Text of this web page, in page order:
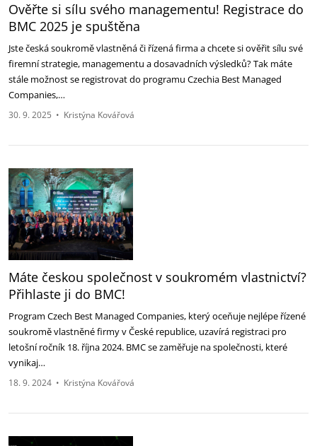
Ověřte si sílu svého managementu! Registrace do
BMC 2025 je spuštěna
Jste česká soukromě vlastněná či řízená firma a chcete si ověřit sílu své
firemní strategie, managementu a dosavadních výsledků? Tak máte
stále možnost se registrovat do programu Czechia Best Managed
Companies,…
30. 9. 2025 • Kristýna Kovářová
Máte českou společnost v soukromém vlastnictví?
Přihlaste ji do BMC!
Program Czech Best Managed Companies, který oceňuje nejlépe řízené
soukromě vlastněné firmy v České republice, uzavírá registraci pro
letošní ročník 18. října 2024. BMC se zaměřuje na společnosti, které
vynikaj…
18. 9. 2024 • Kristýna Kovářová